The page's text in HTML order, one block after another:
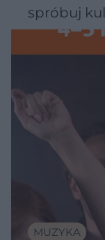
spróbuj
Wawelu
MUZYKA